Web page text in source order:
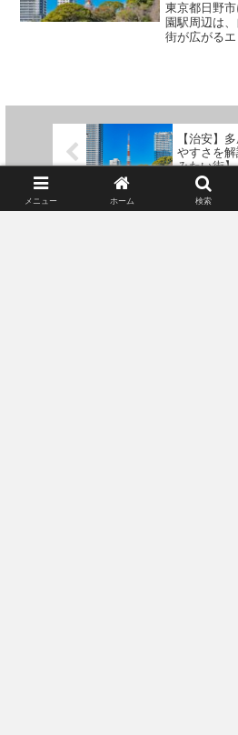
東京都日野
園駅周辺は
街が広がる
【治安】
やすさを
みたい街
王線】
【治安】南大沢駅の周辺の住み
メニュー ホーム 検索